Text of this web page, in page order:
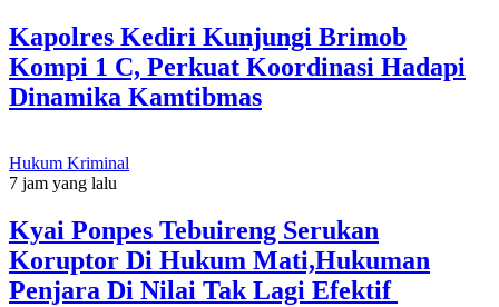
Kapolres Kediri Kunjungi Brimob
Kompi 1 C, Perkuat Koordinasi Hadapi
Dinamika Kamtibmas
Hukum Kriminal
7 jam yang lalu
Kyai Ponpes Tebuireng Serukan
Koruptor Di Hukum Mati,Hukuman
Penjara Di Nilai Tak Lagi Efektif